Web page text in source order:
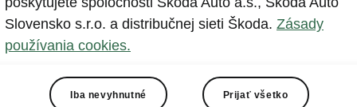
v oblasti elektromobility na Slovensku rozširujeme
za dobrodružstvom alebo relaxom po celej
Slovensko s.r.o. a distribučnej sieti Škoda. Zásady
používania cookies.
Iba nevyhnutné Prijať všetko